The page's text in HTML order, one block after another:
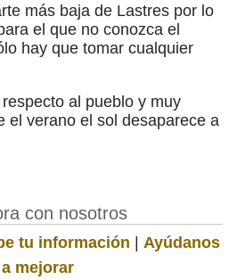
más baja de Lastres por lo
el que no conozca el
hay que tomar cualquier
al pueblo y muy
el verano el sol desaparece a
con nosotros
tu información | Ayúdanos
a mejorar